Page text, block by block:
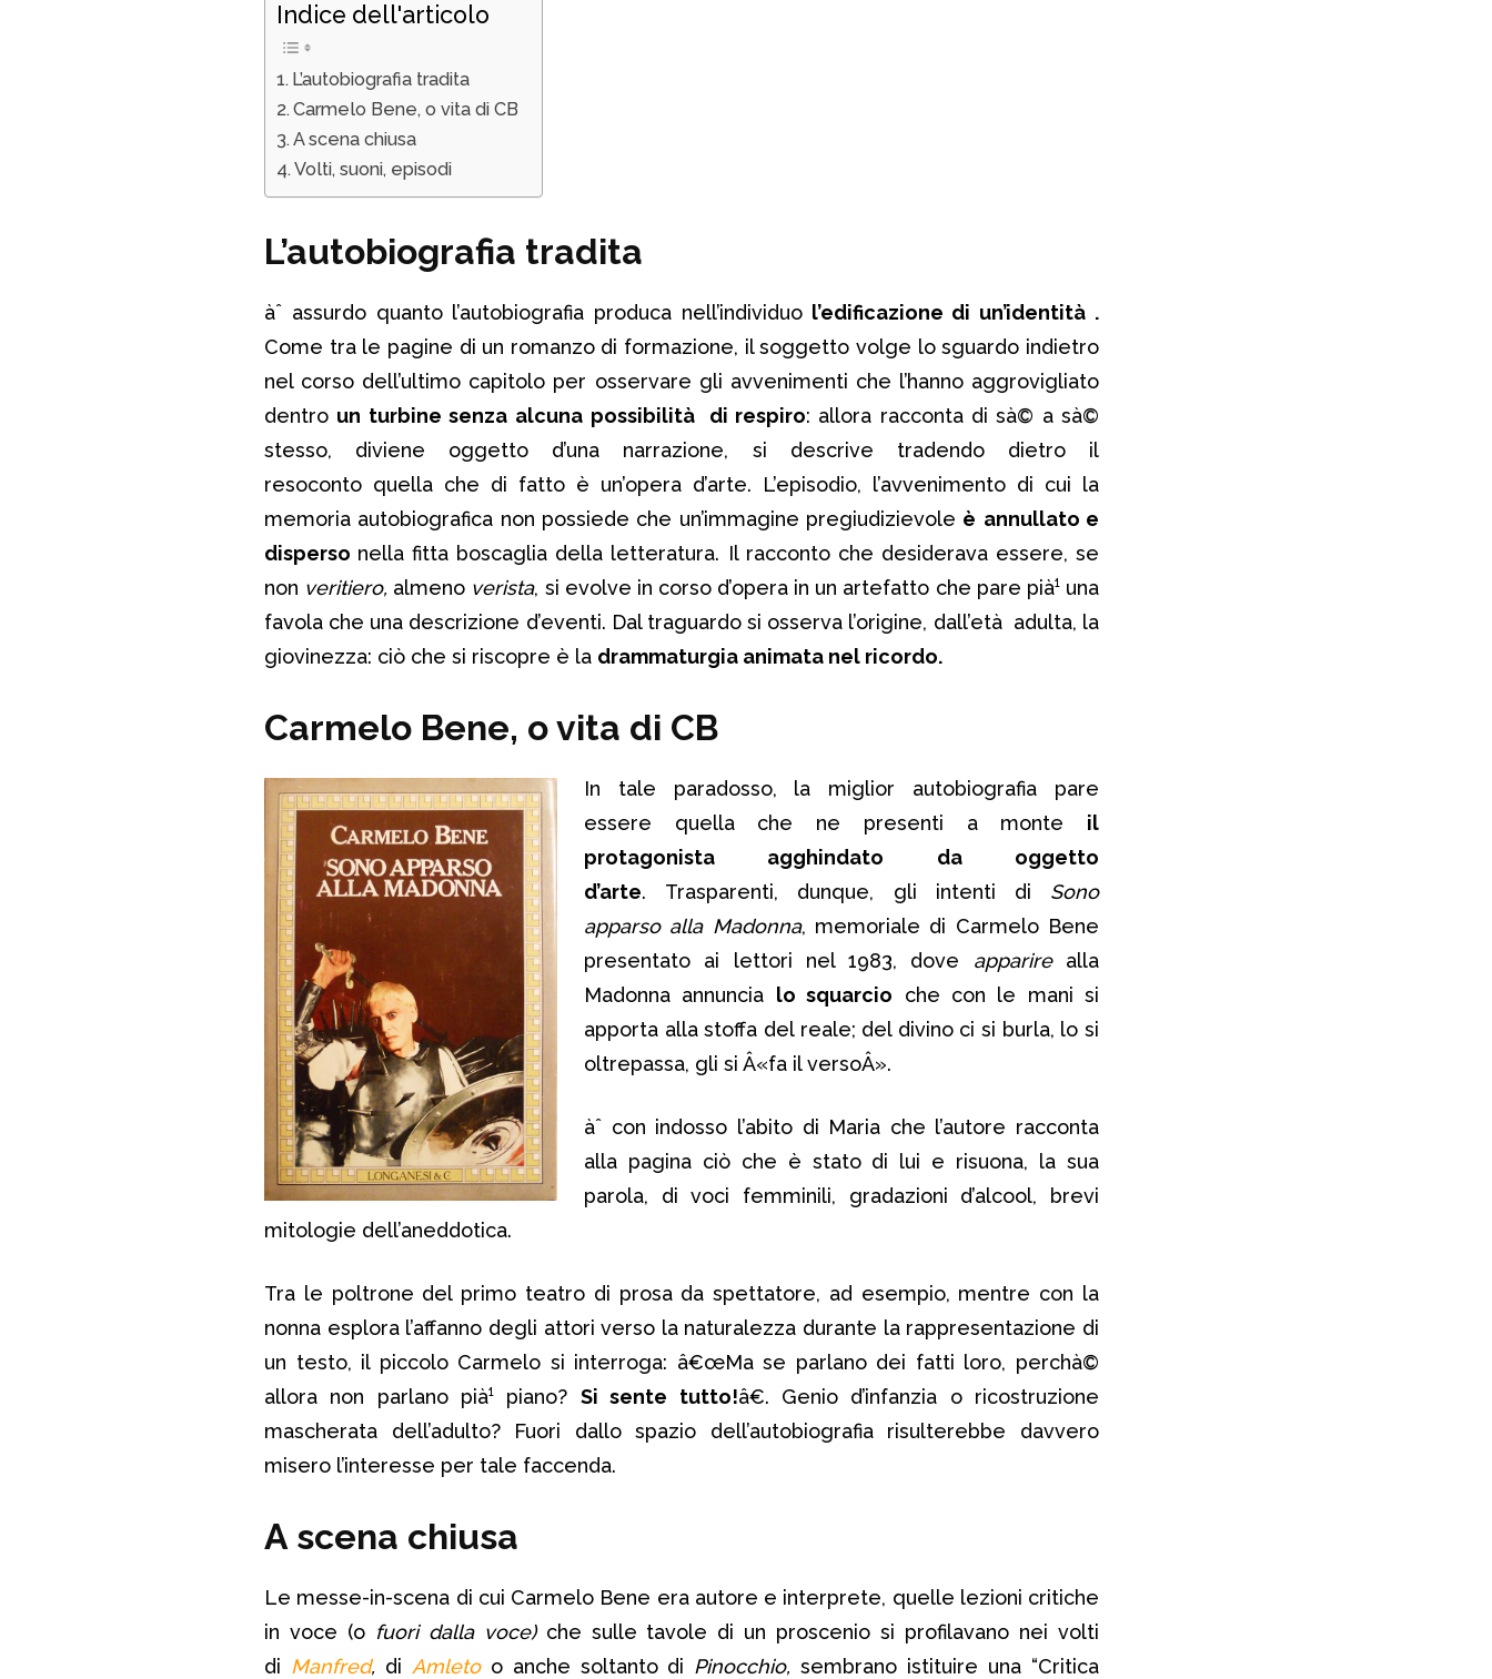
Indice dell'articolo
L’autobiografia tradita
Carmelo Bene, o vita di CB
A scena chiusa
Volti, suoni, episodi
L’autobiografia tradita
àˆ assurdo quanto l’autobiografia produca nell’individuol’edificazione di un’identità .
Come tra le pagine di un romanzo di formazione, il soggetto volge lo sguardo indietro
nel corso dell’ultimo capitolo per osservare gli avvenimenti che l’hanno aggrovigliato
dentro un turbine senza alcuna possibilità di respiro: allora racconta di sà© a sà©
stesso, diviene oggetto d’una narrazione, si descrive tradendo dietro il
resoconto quella che di fatto è un’opera d’arte. L’episodio, l’avvenimento di cui la
memoria autobiografica non possiede che un’immagine pregiudizievole è annullato e
disperso nella fitta boscaglia della letteratura. Il racconto che desiderava essere, se
non veritiero, almeno verista, si evolve in corso d’opera in un artefatto che pare pià¹ una
favola che una descrizione d’eventi. Dal traguardo si osserva l’origine, dall’età adulta, la
giovinezza: ciò che si riscopre è la drammaturgia animata nel ricordo.
Carmelo Bene, o vita di CB
In tale paradosso, la miglior autobiografia pare
essere quella che ne presenti a monte il
protagonista agghindato da oggetto
d’arte. Trasparenti, dunque, gli intenti di Sono
apparso alla Madonna, memoriale di Carmelo Bene
presentato ai lettori nel 1983, dove apparirealla
Madonna annuncia lo squarcio che con le mani si
apporta alla stoffa del reale; del divino ci si burla, lo si
oltrepassa, gli si Â«fa il versoÂ».
àˆ con indosso l’abito di Maria che l’autore racconta
alla pagina ciò che è stato di lui e risuona, la sua
parola, di voci femminili, gradazioni d’alcool, brevi
mitologie dell’aneddotica.
Tra le poltrone del primo teatro di prosa da spettatore, ad esempio, mentre con la
nonna esplora l’affanno degli attori verso la naturalezza durante la rappresentazione di
un testo, il piccolo Carmelo si interroga: â€œMa se parlano dei fatti loro, perchà©
allora non parlano pià¹ piano? Si sente tutto!â€. Genio d’infanzia o ricostruzione
mascherata dell’adulto? Fuori dallo spazio dell’autobiografia risulterebbe davvero
misero l’interesse per tale faccenda.
A scena chiusa
Le messe-in-scena di cui Carmelo Bene era autore e interprete, quelle lezioni critiche
in voce (o fuori dalla voce) che sulle tavole di un proscenio si profilavano nei volti
di Manfred, di Amleto o anche soltanto di Pinocchio, sembrano istituire una “Critica